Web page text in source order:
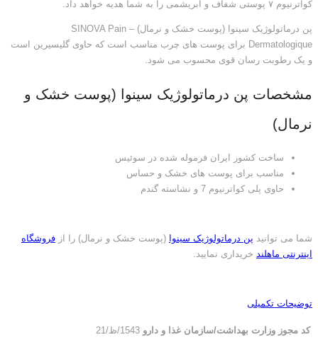
کواترنیوم ۷ پوستی شفاف و ابریشمی را به شما هدیه خواهد داد.
پن درماتولوژیک سینوا (پوست خشک و نرمال) – SINOVA Pain
Dermatologique برای پوست های چرب مناسب است که حاوی گلیسیرین است
و یک رطوبت رسان قوی محسوب می شود.
مشخصات پن درماتولوژیک سینوا (پوست خشک و
نرمال)
ساخت کشور ایران فرموله شده در سوئیس
مناسب برای پوست های خشک و حساس
حاوی پلی کواترنیوم 7 و نشاسته گندم
شما می توانید پن درماتولوژیک سینوا (پوست خشک و نرمال) را از فروشگاه
اینترنتی ماهلند خریداری نمایید.
توضیحات تکمیلی
کد مجوز وزارت بهداشت/سازمان غذا و دارو 1543/ظ/21